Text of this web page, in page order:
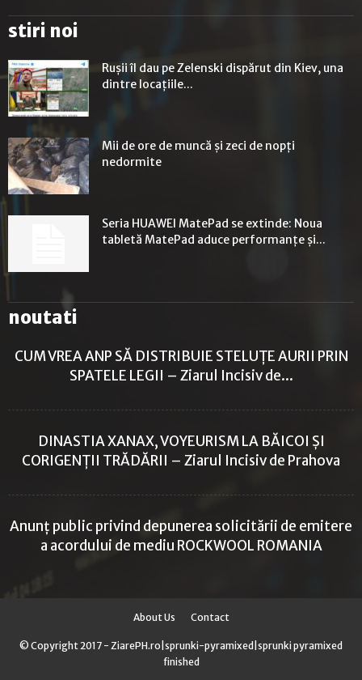
stiri noi
Rușii îl dau pe Zelenski dispărut din Kiev, una
dintre locațiile...
Mii de ore de muncă și zeci de nopți
nedormite
Seria HUAWEI MatePad se extinde: Noua
tabletă MatePad aduce performanțe și...
noutati
CUM VREA ANP SĂ DISTRIBUIE STELUȚE AURII PRIN
SPATELE LEGII – Ziarul Incisiv de...
DINASTIA XANAX, VOYEURISM LA BĂICOI ȘI
CORIGENȚII TRĂDĂRII – Ziarul Incisiv de Prahova
Anunț public privind depunerea solicitării de emitere
a acordului de mediu ROCKWOOL ROMANIA
About Us Contact
© Copyright 2017 - ZiarePH.ro| sprunki-pyramixed sprunki pyramixed
finished